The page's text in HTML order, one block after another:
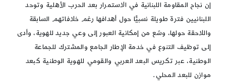
إن نجاح المقاومة اللبنانية في الاستمرار بعد الحرب الأهلية وتوحد
اللبنانيين فترة طويلة نسبيًّا حول أهدافها رغم خلافاتهم السابقة
واللاحقة حولها، وسّع من إمكانية العبور إلى وعي جديد للهوية، وأدى
إلى توظيف التنوع في خدمة الإطار الجامع والمشترك للجماعة
الوطنية، عبر تكريس البعد العربي والقومي للهوية الوطنية كبعد
موازن للبعد المحلي.